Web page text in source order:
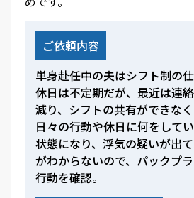
ご依頼内容
単身赴任中の夫はシフト制の
休日は不定期だが、最近は連
減り、シフトの共有ができなく
日々の行動や休日に何をして
状態になり、浮気の疑いが出
がわからないので、パックプ
行動を確認。